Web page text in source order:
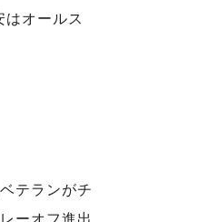
オールス
テランがチ
ーオフ進出